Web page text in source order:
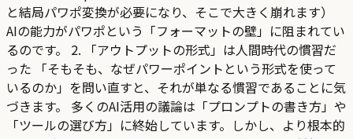
と結局パワポ変換が必要になり、そこで大きく崩れます）
AIの能力がパワポという「フォーマットの壁」に阻まれてい
るのです。 2. 「アウトプットの形式」は人間時代の慣習だ
った 「そもそも、なぜパワーポイントという形式を使って
いるのか」を問い直すと、それが単なる慣習であることに気
づきます。 多くのAI活用の議論は「プロンプトの書き方」や
「ツールの選び方」に終始しています。しかし、より根本的